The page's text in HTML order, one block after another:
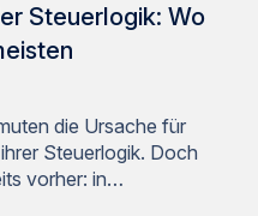
Steuerlogik: Wo
die Ursache für
Steuerlogik. Doch
vorher: in…